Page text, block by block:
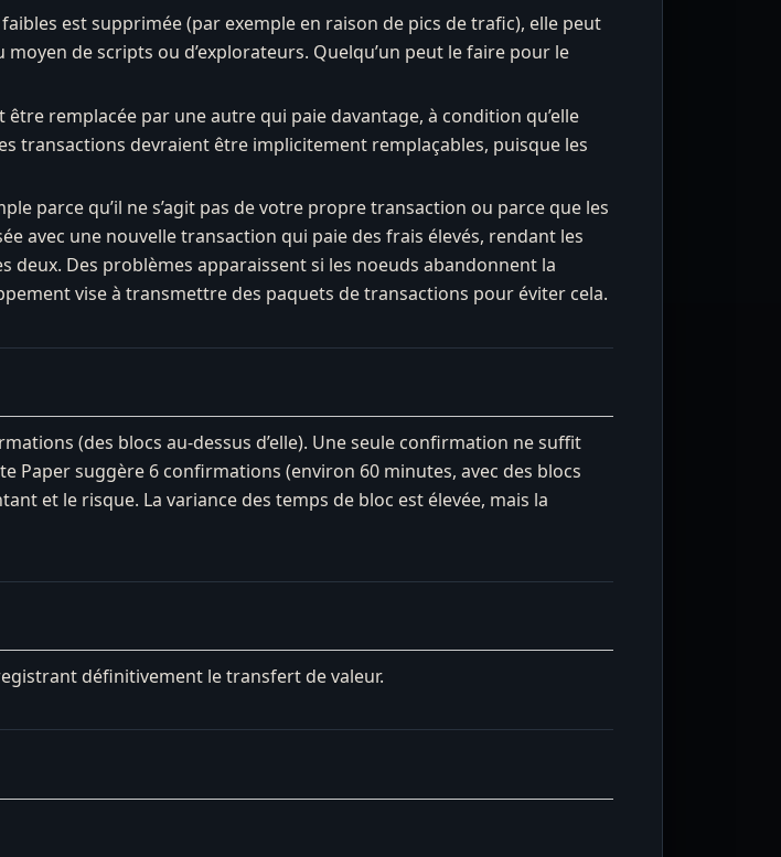
est supprimée (par exemple en raison de pics de trafic), elle peut
de scripts ou d’explorateurs. Quelqu’un peut le faire pour le
remplacée par une autre qui paie davantage, à condition qu’elle
transactions devraient être implicitement remplaçables, puisque les
parce qu’il ne s’agit pas de votre propre transaction ou parce que les
avec une nouvelle transaction qui paie des frais élevés, rendant les
Des problèmes apparaissent si les noeuds abandonnent la
vise à transmettre des paquets de transactions pour éviter cela.
(des blocs au-dessus d’elle). Une seule confirmation ne suffit
Paper suggère 6 confirmations (environ 60 minutes, avec des blocs
et le risque. La variance des temps de bloc est élevée, mais la
définitivement le transfert de valeur.